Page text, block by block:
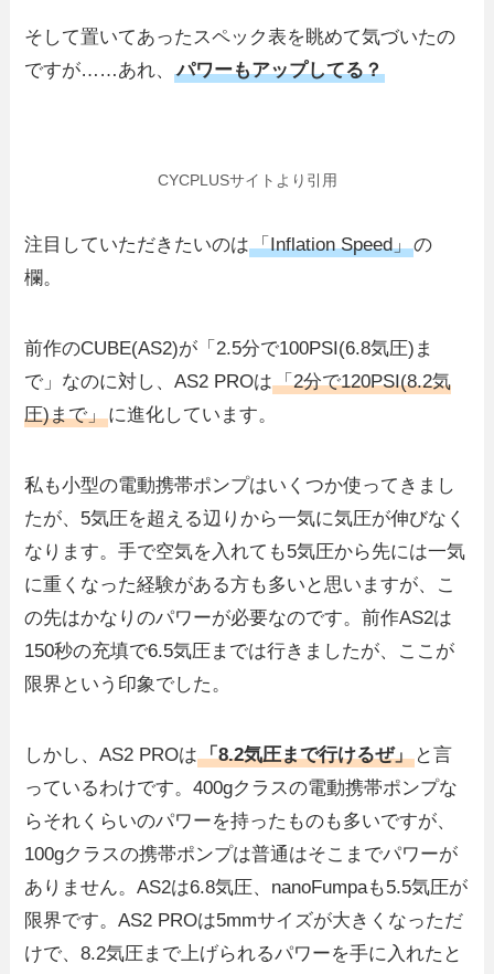
そして置いてあったスペック表を眺めて気づいたの
ですが……あれ、パワーもアップしてる？
CYCPLUSサイトより引用
注目していただきたいのは「Inflation Speed」の
欄。
前作のCUBE(AS2)が「2.5分で100PSI(6.8気圧)ま
で」なのに対し、AS2 PROは「2分で120PSI(8.2気
圧)まで」に進化しています。
私も小型の電動携帯ポンプはいくつか使ってきまし
たが、5気圧を超える辺りから一気に気圧が伸びなく
なります。手で空気を入れても5気圧から先には一気
に重くなった経験がある方も多いと思いますが、こ
の先はかなりのパワーが必要なのです。前作AS2は
150秒の充填で6.5気圧までは行きましたが、ここが
限界という印象でした。
しかし、AS2 PROは「8.2気圧まで行けるぜ」 と言
っているわけです。400gクラスの電動携帯ポンプな
らそれくらいのパワーを持ったものも多いですが、
100gクラスの携帯ポンプは普通はそこまでパワーが
ありません。AS2は6.8気圧、nanoFumpaも5.5気圧が
限界です。AS2 PROは5mmサイズが大きくなっただ
けで、8.2気圧まで上げられるパワーを手に入れたと